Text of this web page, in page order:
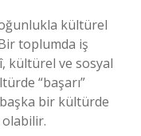
kültürel
toplumda iş
kültürel ve sosyal
“başarı”
bir kültürde
olabilir.